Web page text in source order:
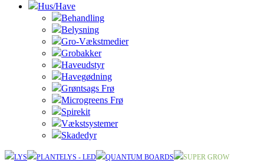
Hus/Have
Behandling
Belysning
Gro-Vækstmedier
Grobakker
Haveudstyr
Havegødning
Grøntsags Frø
Microgreens Frø
Spirekit
Vækstsystemer
Skadedyr
LYS PLANTELYS - LED QUANTUM BOARDS
SUPER GROW